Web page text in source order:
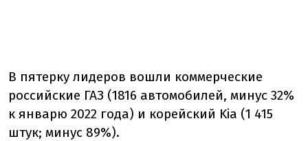
В пятерку лидеров вошли коммерческие
российские ГАЗ (1816 автомобилей, минус 32%
к январю 2022 года) и корейский Kia (1 415
штук; минус 89%).